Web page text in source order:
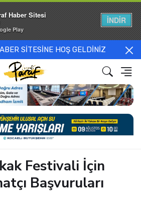
SİTESİNE HOŞ GELDİNİZ
Festivali İçin
Başvuruları
Haber Sitesi
Play
İNDİR